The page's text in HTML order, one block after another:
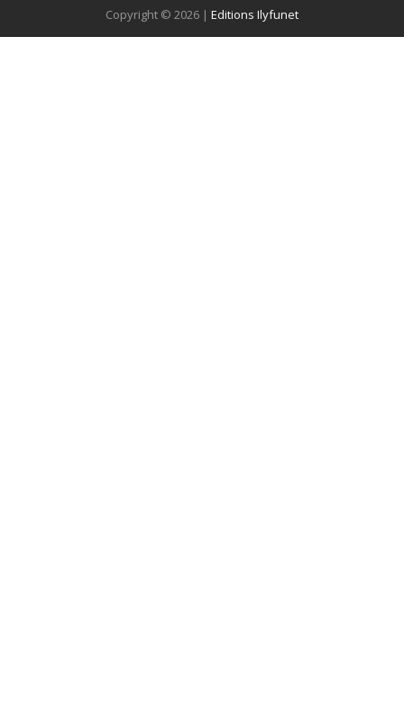
Copyright © 2026 | Editions Ilyfunet